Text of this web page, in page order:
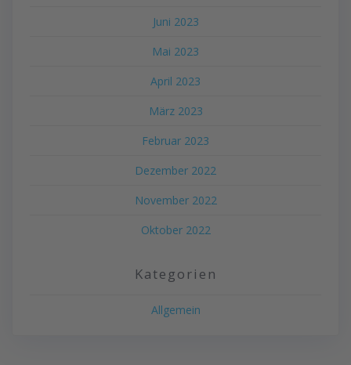
Juni 2023
Mai 2023
April 2023
März 2023
Februar 2023
Dezember 2022
November 2022
Oktober 2022
Kategorien
Allgemein